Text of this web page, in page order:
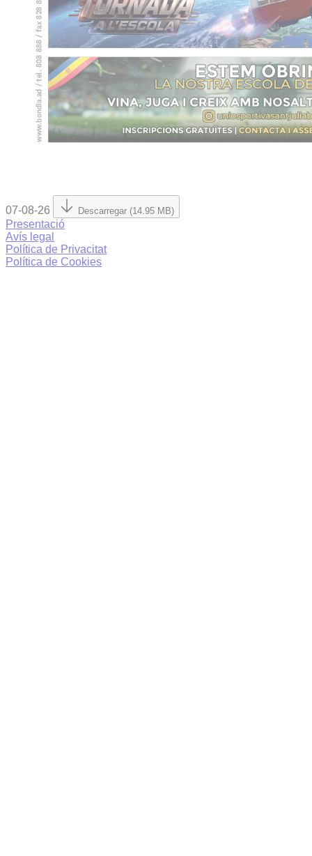
07-08-26 Descarregar (14.95 MB)
Presentació
Avís legal
Política de Privacitat
Política de Cookies